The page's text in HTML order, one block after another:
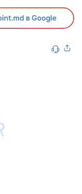
в Google